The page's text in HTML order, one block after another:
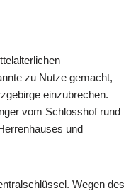
zu Nutze gemacht,
einzubrechen.
vom Schlosshof rund
und
Wegen des